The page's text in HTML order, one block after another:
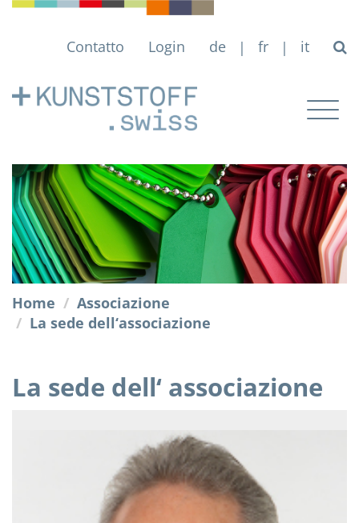
Contatto Login de | fr | it
Home
Associazione
La sede dell‘associazione
La sede dell‘ associazione